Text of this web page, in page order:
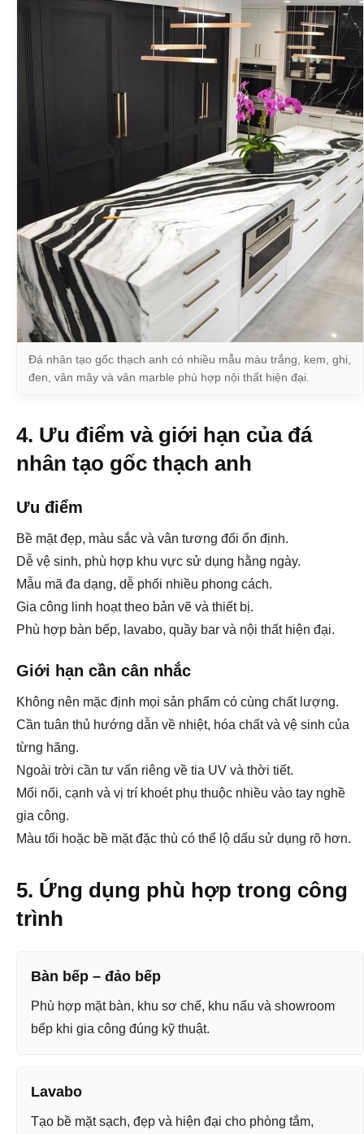
Đá nhân tạo gốc thạch anh có nhiều mẫu màu trắng, kem, ghi,
đen, vân mây và vân marble phù hợp nội thất hiện đại.
4. Ưu điểm và giới hạn của đá
nhân tạo gốc thạch anh
Ưu điểm
Bề mặt đẹp, màu sắc và vân tương đối ổn định.
Dễ vệ sinh, phù hợp khu vực sử dụng hằng ngày.
Mẫu mã đa dạng, dễ phối nhiều phong cách.
Gia công linh hoạt theo bản vẽ và thiết bị.
Phù hợp bàn bếp, lavabo, quầy bar và nội thất hiện đại.
Giới hạn cần cân nhắc
Không nên mặc định mọi sản phẩm có cùng chất lượng.
Cần tuân thủ hướng dẫn về nhiệt, hóa chất và vệ sinh của
từng hãng.
Ngoài trời cần tư vấn riêng về tia UV và thời tiết.
Mối nối, cạnh và vị trí khoét phụ thuộc nhiều vào tay nghề
gia công.
Màu tối hoặc bề mặt đặc thù có thể lộ dấu sử dụng rõ hơn.
5. Ứng dụng phù hợp trong công
trình
Bàn bếp – đảo bếp
Phù hợp mặt bàn, khu sơ chế, khu nấu và showroom
bếp khi gia công đúng kỹ thuật.
Lavabo
Tạo bề mặt sạch, đẹp và hiện đại cho phòng tắm,